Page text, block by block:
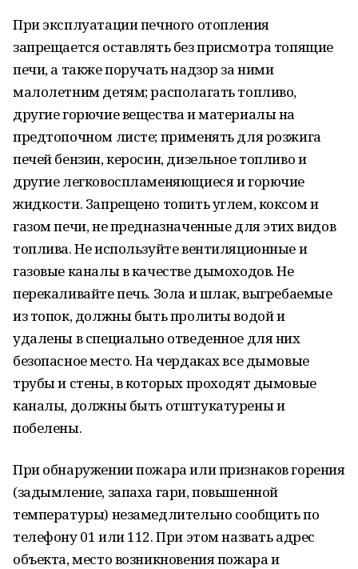
При эксплуатации печного отопления
запрещается оставлять без присмотра топящие
печи, а также поручать надзор за ними
малолетним детям; располагать топливо,
другие горючие вещества и материалы на
предтопочном листе; применять для розжига
печей бензин, керосин, дизельное топливо и
другие легковоспламеняющиеся и горючие
жидкости. Запрещено топить углем, коксом и
газом печи, не предназначенные для этих видов
топлива. Не используйте вентиляционные и
газовые каналы в качестве дымоходов. Не
перекаливайте печь. Зола и шлак, выгребаемые
из топок, должны быть пролиты водой и
удалены в специально отведенное для них
безопасное место. На чердаках все дымовые
трубы и стены, в которых проходят дымовые
каналы, должны быть отштукатурены и
побелены.
При обнаружении пожара или признаков горения
(задымление, запаха гари, повышенной
температуры) незамедлительно сообщить по
телефону 01 или 112. При этом назвать адрес
объекта, место возникновения пожара и